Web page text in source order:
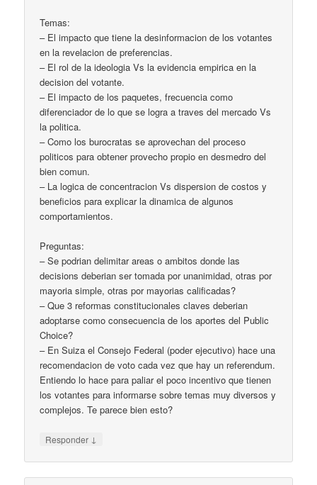
Temas:
– El impacto que tiene la desinformacion de los votantes
en la revelacion de preferencias.
– El rol de la ideologia Vs la evidencia empirica en la
decision del votante.
– El impacto de los paquetes, frecuencia como
diferenciador de lo que se logra a traves del mercado Vs
la politica.
– Como los burocratas se aprovechan del proceso
politicos para obtener provecho propio en desmedro del
bien comun.
– La logica de concentracion Vs dispersion de costos y
beneficios para explicar la dinamica de algunos
comportamientos.
Preguntas:
– Se podrian delimitar areas o ambitos donde las
decisions deberian ser tomada por unanimidad, otras por
mayoria simple, otras por mayorias calificadas?
– Que 3 reformas constitucionales claves deberian
adoptarse como consecuencia de los aportes del Public
Choice?
– En Suiza el Consejo Federal (poder ejecutivo) hace una
recomendacion de voto cada vez que hay un referendum.
Entiendo lo hace para paliar el poco incentivo que tienen
los votantes para informarse sobre temas muy diversos y
complejos. Te parece bien esto?
Responder ↓